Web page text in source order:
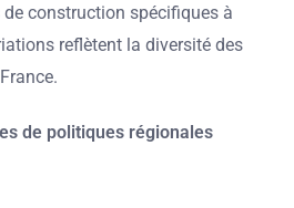
construction spécifiques à
reflètent la diversité des
de politiques régionales